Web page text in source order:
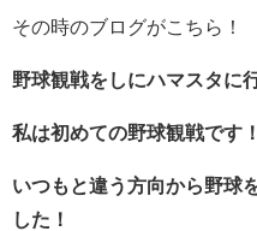
その時のブログがこちら！
野球観戦をしにハマスタに
私は初めての野球観戦です！
いつもと違う方向から野球
した！